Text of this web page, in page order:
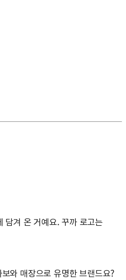
담겨 온 거예요. 꾸까 로고는
와 매장으로 유명한 브랜드요?